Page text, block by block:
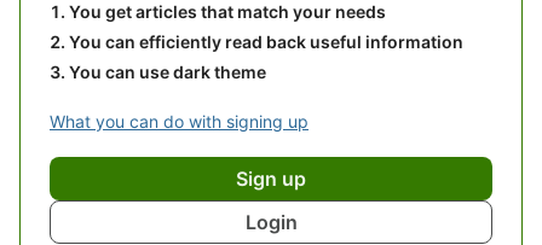
You get articles that match your needs
You can efficiently read back useful information
You can use dark theme
What you can do with signing up
Sign up
Login